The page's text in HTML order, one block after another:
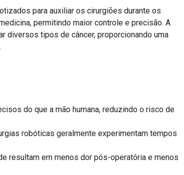
para auxiliar os cirurgiões durante os
permitindo maior controle e precisão. A
diversos tipos de câncer, proporcionando uma
do que a mão humana, reduzindo o risco de
robóticas geralmente experimentam tempos
resultam em menos dor pós-operatória e menos